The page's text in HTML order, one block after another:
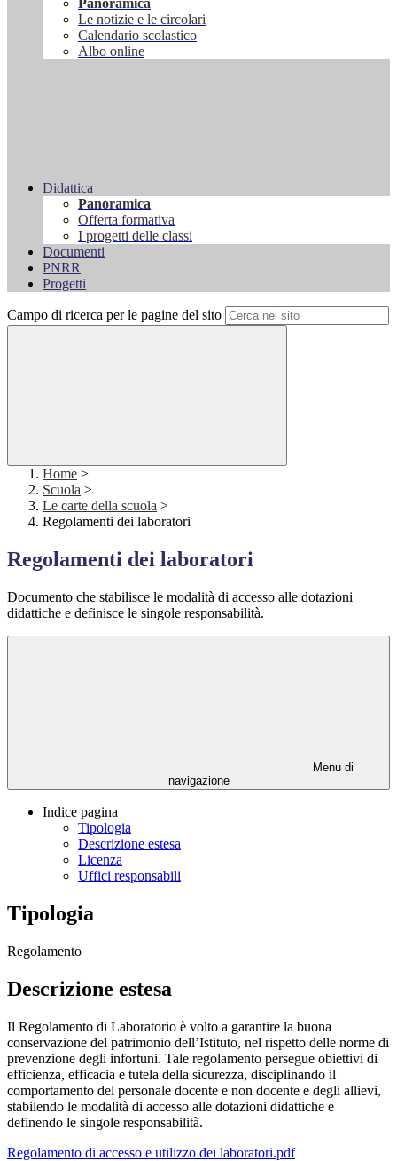
Panoramica
Le notizie e le circolari
Calendario scolastico
Albo online
Didattica
Panoramica
Offerta formativa
I progetti delle classi
Documenti
PNRR
Progetti
Campo di ricerca per le pagine del sito
Home >
Scuola >
Le carte della scuola >
Regolamenti dei laboratori
Regolamenti dei laboratori
Documento che stabilisce le modalità di accesso alle dotazioni
didattiche e definisce le singole responsabilità.
Menu di
navigazione
Indice pagina
Tipologia
Descrizione estesa
Licenza
Uffici responsabili
Tipologia
Regolamento
Descrizione estesa
Il Regolamento di Laboratorio è volto a garantire la buona
conservazione del patrimonio dell’Istituto, nel rispetto delle norme di
prevenzione degli infortuni. Tale regolamento persegue obiettivi di
efficienza, efficacia e tutela della sicurezza, disciplinando il
comportamento del personale docente e non docente e degli allievi,
stabilendo le modalità di accesso alle dotazioni didattiche e
definendo le singole responsabilità.
Regolamento di accesso e utilizzo dei laboratori.pdf